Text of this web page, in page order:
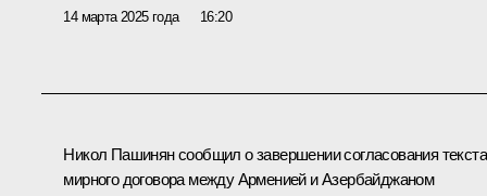
14 марта 2025 года 16:20
Никол Пашинян сообщил о завершении согласования текста
мирного договора между Арменией и Азербайджаном